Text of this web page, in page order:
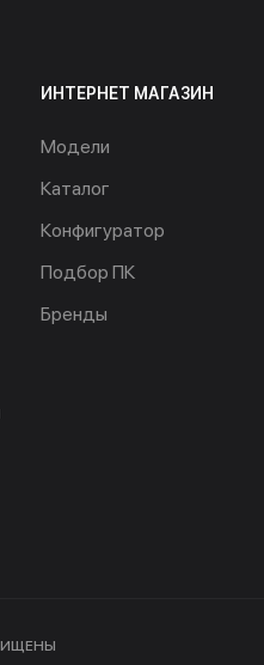
ИНТЕРНЕТ МАГАЗИН
Модели
Каталог
Конфигуратор
Подбор ПК
Бренды